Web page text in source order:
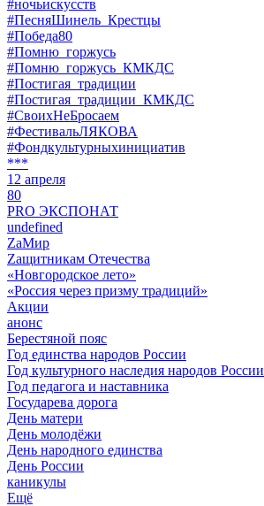
#ночьискусств
#ПесняШинель_Крестцы
#Победа80
#Помню_горжусь
#Помню_горжусь_КМКДС
#Постигая_традиции
#Постигая_традиции_КМКДС
#СвоихНеБросаем
#ФестивальЛЯКОВА
#Фондкультурныхинициатив
***
12 апреля
80
PRO ЭКСПОНАТ
undefined
ZaМир
Zащитникам Отечества
«Новгородское лето»
«Россия через призму традиций»
Акции
анонс
Берестяной пояс
Год единства народов России
Год культурного наследия народов России
Год педагога и наставника
Государева дорога
День матери
День молодёжи
День народного единства
День России
каникулы
Ещё